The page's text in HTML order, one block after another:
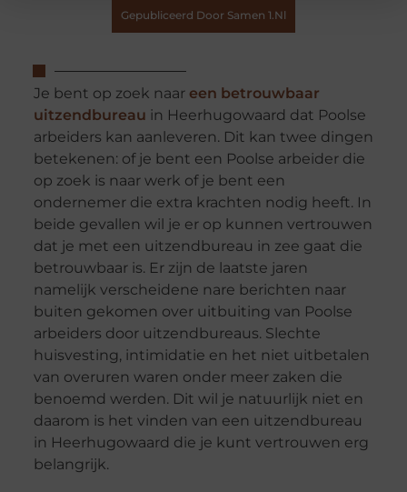
Gepubliceerd Door Samen 1.nl
Je bent op zoek naar een betrouwbaar
uitzendbureau in Heerhugowaard dat Poolse
arbeiders kan aanleveren. Dit kan twee dingen
betekenen: of je bent een Poolse arbeider die
op zoek is naar werk of je bent een
ondernemer die extra krachten nodig heeft. In
beide gevallen wil je er op kunnen vertrouwen
dat je met een uitzendbureau in zee gaat die
betrouwbaar is. Er zijn de laatste jaren
namelijk verscheidene nare berichten naar
buiten gekomen over uitbuiting van Poolse
arbeiders door uitzendbureaus. Slechte
huisvesting, intimidatie en het niet uitbetalen
van overuren waren onder meer zaken die
benoemd werden. Dit wil je natuurlijk niet en
daarom is het vinden van een uitzendbureau
in Heerhugowaard die je kunt vertrouwen erg
belangrijk.